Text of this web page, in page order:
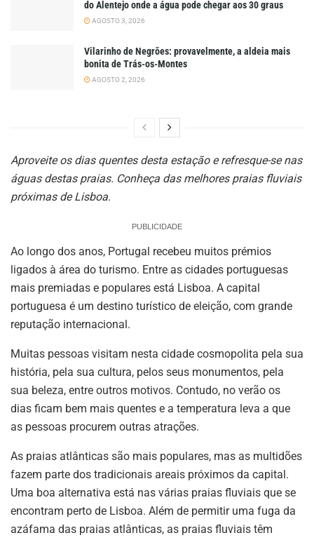
do Alentejo onde a água pode chegar aos 30 graus
AGOSTO 3, 2026
Vilarinho de Negrões: provavelmente, a aldeia mais
bonita de Trás-os-Montes
AGOSTO 2, 2026
Aproveite os dias quentes desta estação e refresque-se nas
águas destas praias. Conheça das melhores praias fluviais
próximas de Lisboa.
PUBLICIDADE
Ao longo dos anos, Portugal recebeu muitos prémios
ligados à área do turismo. Entre as cidades portuguesas
mais premiadas e populares está Lisboa. A capital
portuguesa é um destino turístico de eleição, com grande
reputação internacional.
Muitas pessoas visitam nesta cidade cosmopolita pela sua
história, pela sua cultura, pelos seus monumentos, pela
sua beleza, entre outros motivos. Contudo, no verão os
dias ficam bem mais quentes e a temperatura leva a que
as pessoas procurem outras atrações.
As praias atlânticas são mais populares, mas as multidões
fazem parte dos tradicionais areais próximos da capital.
Uma boa alternativa está nas várias praias fluviais que se
encontram perto de Lisboa. Além de permitir uma fuga da
azáfama das praias atlânticas, as praias fluviais têm